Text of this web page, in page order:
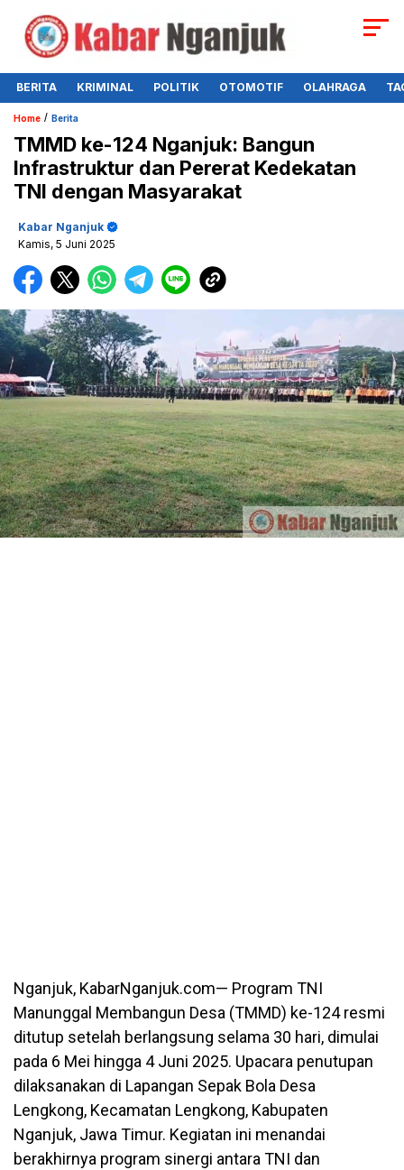
BERITA KRIMINAL POLITIK OTOMOTIF OLAHRAGA
Home / Berita
TMMD ke-124 Nganjuk: Bangun
Infrastruktur dan Pererat Kedekatan
TNI dengan Masyarakat
Kabar Nganjuk
Kamis, 5 Juni 2025
Nganjuk, KabarNganjuk.com— Program TNI
Manunggal Membangun Desa (TMMD) ke-124 resmi
ditutup setelah berlangsung selama 30 hari, dimulai
pada 6 Mei hingga 4 Juni 2025. Upacara penutupan
dilaksanakan di Lapangan Sepak Bola Desa
Lengkong, Kecamatan Lengkong, Kabupaten
Nganjuk, Jawa Timur. Kegiatan ini menandai
berakhirnya program sinergi antara TNI dan